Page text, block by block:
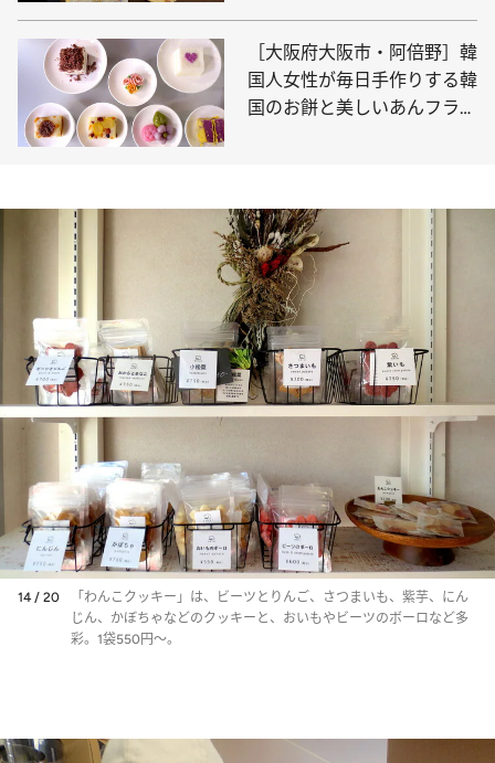
ト」
［大阪府大阪市・阿倍野］韓
国人女性が毎日手作りする韓
国のお餅と美しいあんフラワ
14 / 20
「わんこクッキー」は、ビーツとりんご、さつまいも、紫芋、にん
じん、かぼちゃなどのクッキーと、おいもやビーツのボーロなど多
彩。1袋550円～。